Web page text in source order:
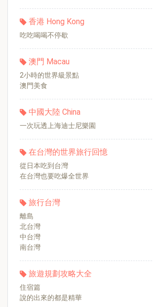
香港 Hong Kong
吃吃喝喝不停歇
澳門 Macau
2小時的世界級景點
澳門美食
中國大陸 China
一次玩透上海迪士尼樂園
在台灣的世界旅行回憶
從日本吃到台灣
在台灣也要吃爆全世界
旅行台灣
離島
北台灣
中台灣
南台灣
旅遊規劃攻略大全
住宿篇
說的出來的都是精華